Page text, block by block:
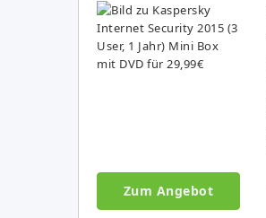
Zum Angebot